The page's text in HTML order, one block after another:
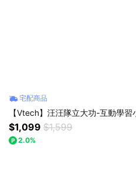
宅配商品
【Vtech】汪汪隊立大功-互動學習
$1,099 $1,599
2.0%